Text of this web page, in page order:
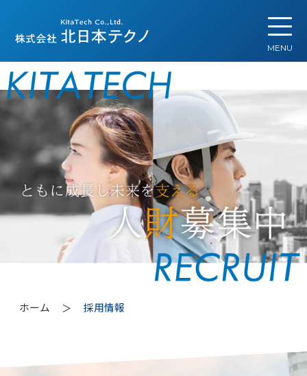
c
t
ホーム ＞ 採用情報